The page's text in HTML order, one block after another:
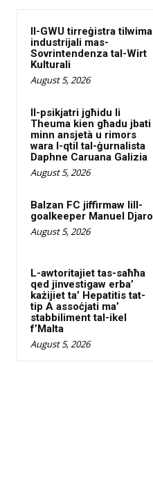
Il-GWU tirreġistra tilwima
industrijali mas-
Sovrintendenza tal-Wirt
Kulturali
August 5, 2026
Il-psikjatri jgħidu li
Theuma kien għadu jbati
minn ansjetà u rimors
wara l-qtil tal-ġurnalista
Daphne Caruana Galizia
August 5, 2026
Balzan FC jiffirmaw lill-
goalkeeper Manuel Djaro
August 5, 2026
L-awtoritajiet tas-saħħa
qed jinvestigaw erba’
każijiet ta’ Hepatitis tat-
tip A assoċjati ma’
stabbiliment tal-ikel
f’Malta
August 5, 2026